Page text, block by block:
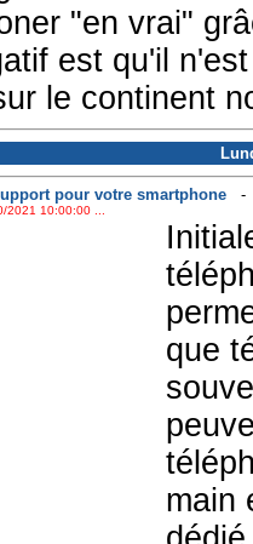
"en vrai"
est qu'il
le continent
pour votre smartphone
2021 10:00:00 ...
que
main